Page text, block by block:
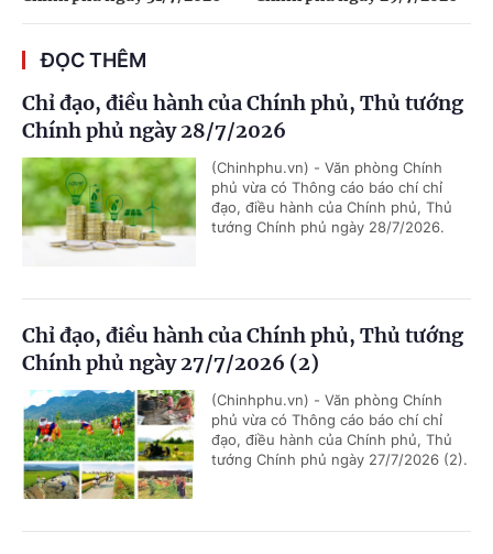
ĐỌC THÊM
Chỉ đạo, điều hành của Chính phủ, Thủ tướng
Chính phủ ngày 28/7/2026
(Chinhphu.vn) - Văn phòng Chính
phủ vừa có Thông cáo báo chí chỉ
đạo, điều hành của Chính phủ, Thủ
tướng Chính phủ ngày 28/7/2026.
Chỉ đạo, điều hành của Chính phủ, Thủ tướng
Chính phủ ngày 27/7/2026 (2)
(Chinhphu.vn) - Văn phòng Chính
phủ vừa có Thông cáo báo chí chỉ
đạo, điều hành của Chính phủ, Thủ
tướng Chính phủ ngày 27/7/2026 (2).